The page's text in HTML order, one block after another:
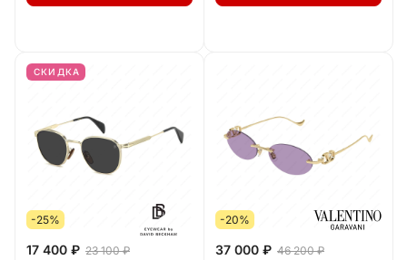
СКИДКА
-25%
17 400 ₽ 23 100 ₽
-20%
37 000 ₽ 46 200 ₽